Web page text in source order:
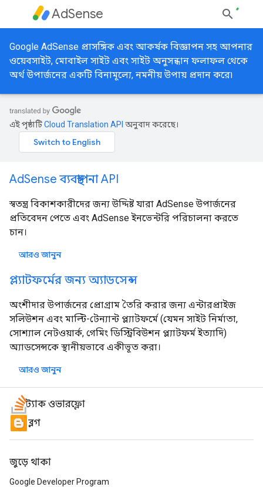
AdSense
Google AdSense প্রাসঙ্গিক এবং আকর্ষক বিজ্ঞাপন সহ আপনার
ওয়েবসাইট, মোবাইল সাইট এবং সাইট অনুসন্ধান ফলাফল থেকে
অর্থ উপার্জনের একটি বিনামূল্যে, নমনীয় উপায় প্রদান করে৷
এই পৃষ্ঠাটিCloud Translation API অনুবাদ করেছে।
AdSense ব্যবস্থাপনা API
স্বতন্ত্র বিকাশকারীদের জন্য উদ্দিষ্ট যারা AdSense উপার্জনের
প্রতিবেদন পেতে এবং AdSense ইনভেন্টরি পরিচালনা করতে
চান।
আরও জানুন
প্ল্যাটফর্মের জন্য অ্যাডসেন্স
অংশীদার উপার্জনের প্রোগ্রাম তৈরি করার জন্য এন্টারপ্রাইজ
সলিউশন এবং মাল্টি-টেন্যান্ট প্ল্যাটফর্মে (যেমন সাইট নির্মাতা,
সোশ্যাল নেটওয়ার্ক, গেমিং ডিস্ট্রিবিউশন প্ল্যাটফর্ম ইত্যাদি)
অ্যাডসেন্সকে স্থানীয়ভাবে একীভূত করা।
আরও জানুন
স্ট্যাক ওভারফ্লো
ব্লগ
জুড়ে থাকা
Google Developer Program